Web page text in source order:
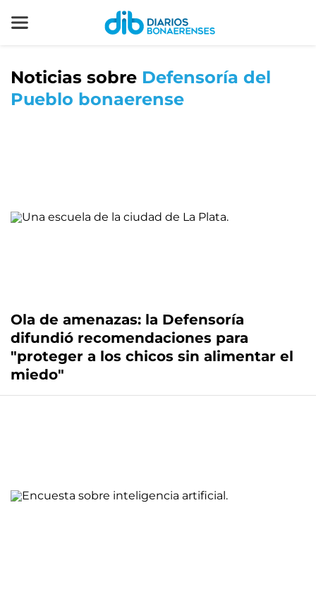
Noticias sobre Defensoría del
Pueblo bonaerense
Ola de amenazas: la Defensoría
difundió recomendaciones para
"proteger a los chicos sin alimentar el
miedo"